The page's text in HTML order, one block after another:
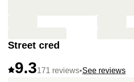
Street cred
9.3171 reviews•See reviews